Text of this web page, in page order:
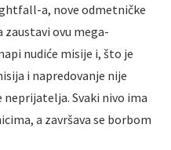
a, nove odmetničke
zaustavi ovu mega-
nudiće misije i, što je
i napredovanje nije
Svaki nivo ima
a završava se borbom